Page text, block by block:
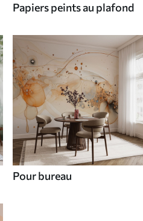
Papiers peints au plafond
Pour bureau